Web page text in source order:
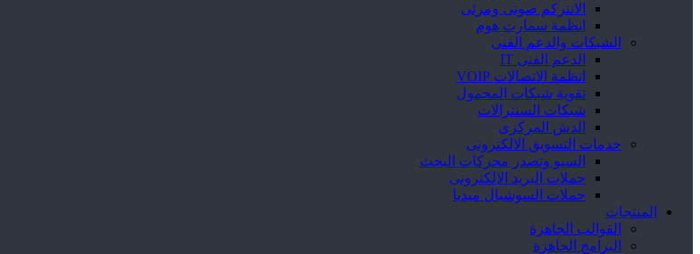
الانتركم صوتى ومرئى
انظمة سمارت هوم
الشبكات والدعم الفنى
الدعم الفنى IT
انظمة الاتصالات VOIP
تقوية شبكات المحمول
شبكات السنترالات
الدش المركزى
خدمات التسويق الالكترونى
السيو وتصدر محركات البحث
حملات البريد الالكترونى
حملات السوشيال ميديا
المنتجات
القوالب الجاهزة
البرامج الجاهزة